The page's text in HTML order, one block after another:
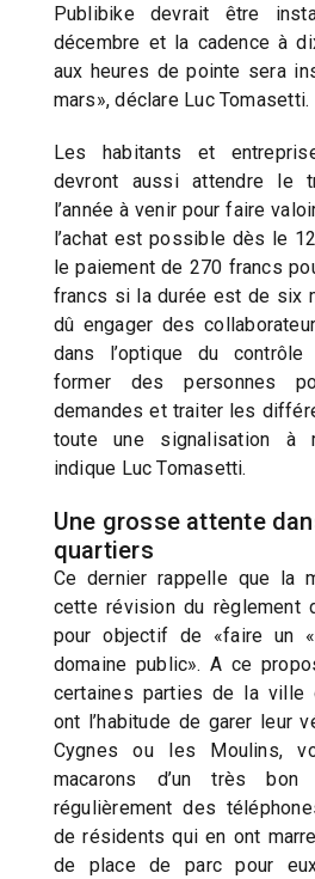
Publibike devrait être
décembre et la cadence à
aux heures de pointe sera
mars», déclare Luc Tomasetti.
Les habitants et
devront aussi attendre le
l’année à venir pour faire
l’achat est possible dès le
le paiement de 270 francs
francs si la durée est de six
dû engager des
dans l’optique du contrôle
former des personnes
demandes et traiter les
toute une signalisation à
indique Luc Tomasetti.
Une grosse attente
quartiers
Ce dernier rappelle que la
cette révision du règlement
pour objectif de «faire un
domaine public». A ce
certaines parties de la ville
ont l’habitude de garer leur
Cygnes ou les Moulins,
macarons d’un très
régulièrement des
de résidents qui en ont
de place de parc pour